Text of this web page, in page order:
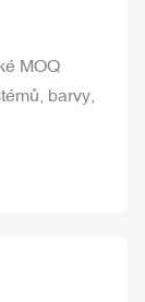
MOQ
barvy,